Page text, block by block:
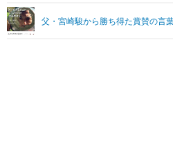
父・宮崎駿から勝ち得た賞賛の言